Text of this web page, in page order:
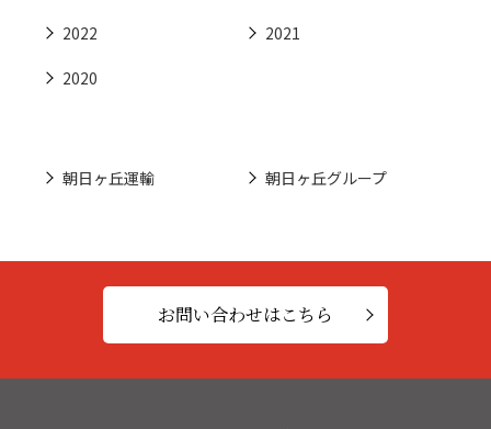
2022 2021
2020
朝日ヶ丘運輸 朝日ヶ丘グループ
お問い合わせはこちら